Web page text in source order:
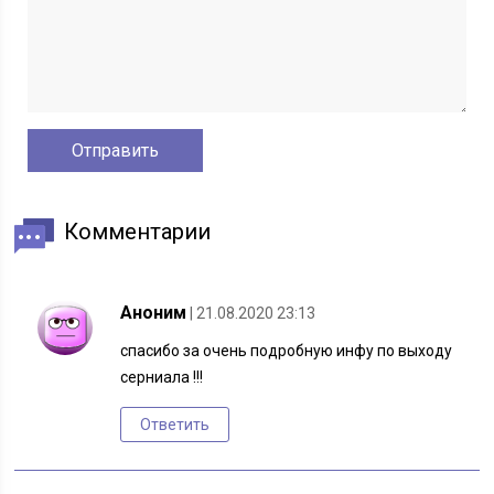
Комментарии
Аноним | 21.08.2020 23:13
спасибо за очень подробную инфу по выходу
серниала !!!
Ответить